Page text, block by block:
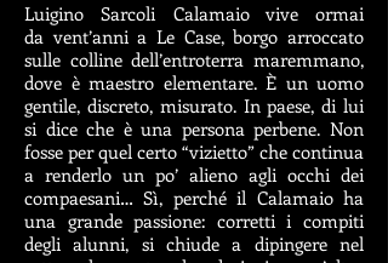
Luigino Sarcoli Calamaio vive ormai
davent’anni a Le Case, borgo arroccato
sulle colline dell’entroterra maremmano,
dove è maestro elementare. È un uomo
gentile, discreto, misurato. In paese, di lui
si dice che è una persona perbene. Non
fosse per quel certo “vizietto” che continua
a renderlo un po’ alieno agli occhi dei
compaesani… Sì, perché il Calamaio ha
una grande passione: corretti i compiti
degli alunni, si chiude a dipingere nel